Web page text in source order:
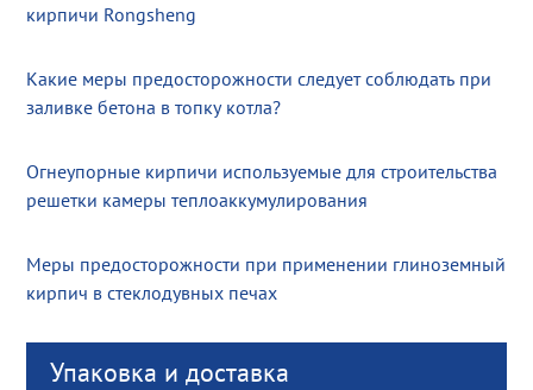
кирпичи Rongsheng
Какие меры предосторожности следует соблюдать при
заливке бетона в топку котла?
Огнеупорные кирпичи используемые для строительства
решетки камеры теплоаккумулирования
Меры предосторожности при применении глиноземный
кирпич в стеклодувных печах
Упаковка и доставка